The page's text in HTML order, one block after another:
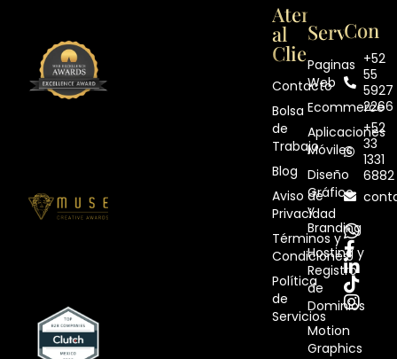
Atención
al
Cliente
Contacto
Bolsa
de
Trabajo
Blog
Aviso de
Privacidad
Términos y
Condiciones
Política
de
Servicios
Servicios
Paginas
Web
Ecommerce
Aplicaciones
Móviles
Diseño
Gráfico
y
Branding
Hosting y
Registro
de
Dominios
Motion
Graphics
+52
55
5927
2266
+52
33
1331
6882